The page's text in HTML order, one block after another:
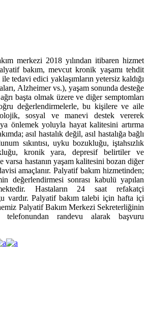
merkezi 2018 yılından itibaren hizmet
bakım, mevcut kronik yaşamı tehdit
tedavi edici yaklaşımların yetersiz kaldığı
Alzheimer vs.), yaşam sonunda desteğe
başta olmak üzere ve diğer semptomları
değerlendirmelerle, bu kişilere ve aile
sosyal ve manevi destek vererek
önlemek yoluyla hayat kalitesini artırma
asıl hastalık değil, asıl hastalığa bağlı
sıkıntısı, uyku bozukluğu, iştahsızlık
kronik yara, depresif belirtiler ve
hastanın yaşam kalitesini bozan diğer
amaçlanır. Palyatif bakım hizmetinden;
değerlendirmesi sonrası kabulü yapılan
Hastaların 24 saat refakatçi
vardır. Palyatif bakım talebi için hafta içi
Palyatif Bakım Merkezi Sekreterliğinin
randevu alarak başvuru